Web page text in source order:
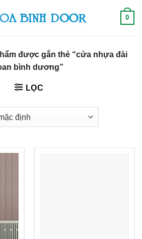
0
được gắn thẻ “cửa nhựa đài
bình dương”
LỌC